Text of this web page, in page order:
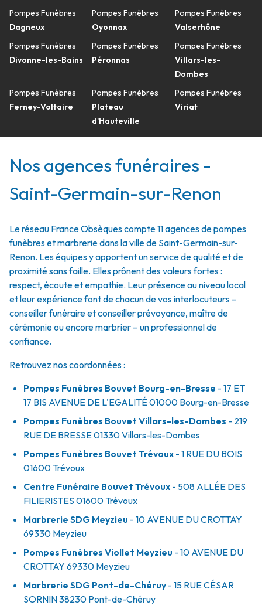
Pompes Funèbres
Dagneux
Pompes Funèbres
Divonne-les-Bains
Pompes Funèbres
Ferney-Voltaire
Pompes Funèbres
Oyonnax
Pompes Funèbres
Péronnas
Pompes Funèbres
Plateau
d'Hauteville
Pompes Funèbres
Valserhône
Pompes Funèbres
Villars-les-
Dombes
Pompes Funèbres
Viriat
Nos agences funéraires -
Saint-Germain-sur-Renon
Le réseau France Obsèques compte 11 agences de pompes
funèbres et marbrerie dans la ville de Saint-Germain-sur-
Renon. Les équipes y apportent un service de qualité et de
proximité sans faille. Elles prônent des valeurs fortes :
respect, écoute et empathie. Leur présence au niveau local
et leur expérience font de chacun de vos interlocuteurs –
conseiller funéraire et conseiller prévoyance, maître de
cérémonie ou encore marbrier – un professionnel de
confiance.
Retrouvez nos coordonnées :
Pompes Funèbres Bouvet Bourg-en-Bresse - 17 ET
17 BIS AVENUE DE L'EGALITÉ01000 Bourg-en-Bresse
Pompes Funèbres Bouvet Villars-les-Dombes - 219
RUE DE BRESSE01330Villars-les-Dombes
Pompes Funèbres Bouvet Trévoux - 1 RUE DU BOIS
01600 Trévoux
Centre Funéraire Bouvet Trévoux - 508 ALLÉE DES
FILIERISTES 01600 Trévoux
Marbrerie SDG Meyzieu - 10 AVENUE DU CROTTAY
69330 Meyzieu
Pompes Funèbres Viollet Meyzieu - 10 AVENUE DU
CROTTAY 69330 Meyzieu
Marbrerie SDG Pont-de-Chéruy - 15 RUE CÉSAR
SORNIN38230 Pont-de-Chéruy